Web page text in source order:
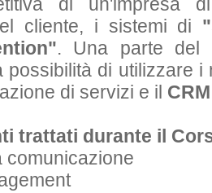
cliente, i sistemi di
. Una parte del
possibilità di utilizzare
di servizi e il CRM
trattati durante il
comunicazione